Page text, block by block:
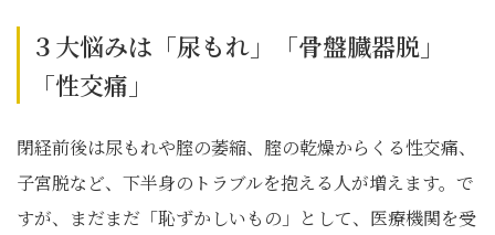
３大悩みは「尿もれ」「骨盤臓器脱」
「性交痛」
閉経前後は尿もれや腟の萎縮、腟の乾燥からくる性交痛、
子宮脱など、下半身のトラブルを抱える人が増えます。で
すが、まだまだ「恥ずかしいもの」として、医療機関を受